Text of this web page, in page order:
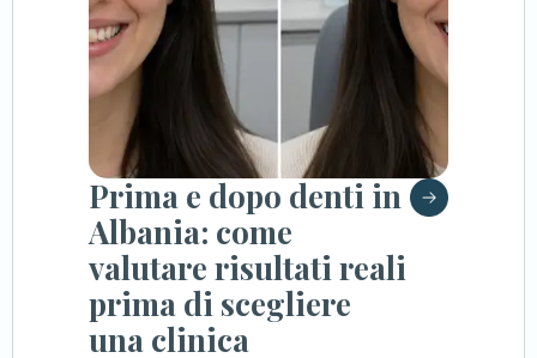
Prima e dopo denti in
Albania: come
valutare risultati reali
prima di scegliere
una clinica